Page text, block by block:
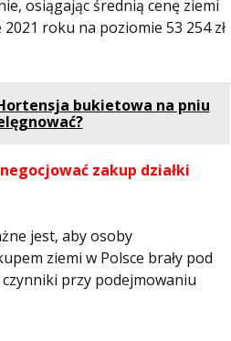
osiągając średnią cenę ziemi
roku na poziomie 53 254 zł
bukietowa na pniu
zakup działki
jest, aby osoby
ziemi w Polsce brały pod
przy podejmowaniu